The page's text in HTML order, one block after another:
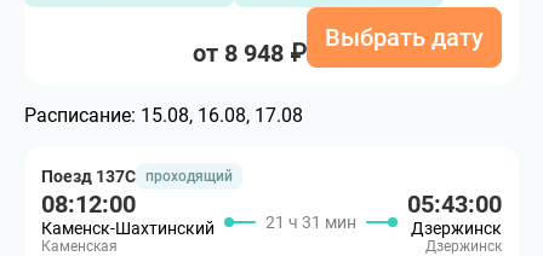
от 8 948 ₽
Выбрать дату
Расписание: 15.08, 16.08, 17.08
Поезд 137С проходящий
08:12:00
Каменск-Шахтинский
Каменская
21 ч 31 мин
05:43:00
Дзержинск
Дзержинск